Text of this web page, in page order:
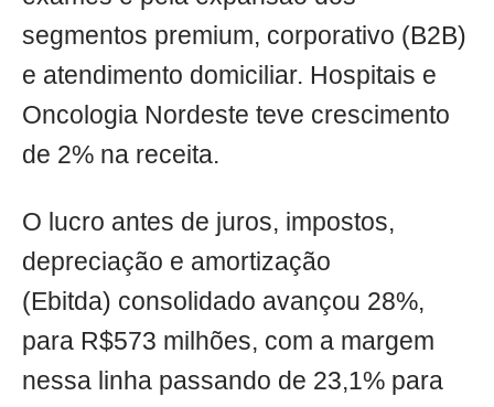
segmentos premium, corporativo (B2B)
e atendimento domiciliar. Hospitais e
Oncologia Nordeste teve crescimento
de 2% na receita.
O lucro antes de juros, impostos,
depreciação e amortização
(Ebitda) consolidado avançou 28%,
para R$573 milhões, com a margem
nessa linha passando de 23,1% para